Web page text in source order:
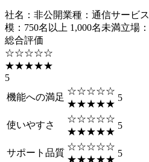
社名 ： 非公開業種 ： 通信サービス
模 ： 750名以上 1,000名未満立場 ：
総合評価
☆☆☆☆☆
★★★★★
5
機能への満足
☆☆☆☆☆
★★★★★
5
使いやすさ
☆☆☆☆☆
★★★★★
5
サポート品質
☆☆☆☆☆
★★★★★
5